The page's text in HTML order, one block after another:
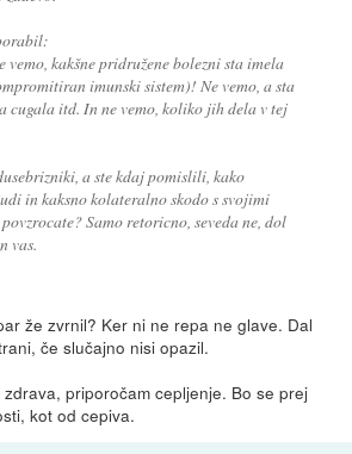
kakšne pridružene bolezni sta imela
imunski sistem)! Ne vemo, a sta
cugala itd. In ne vemo, koliko jih dela v tej
a ste kdaj pomislili, kako
in kaksno kolateralno skodo s svojimi
Samo retoricno, seveda ne, dol
vas.
že zvrnil? Ker ni ne repa ne glave. Dal
če slučajno nisi opazil.
priporočam cepljenje. Bo se prej
kot od cepiva.